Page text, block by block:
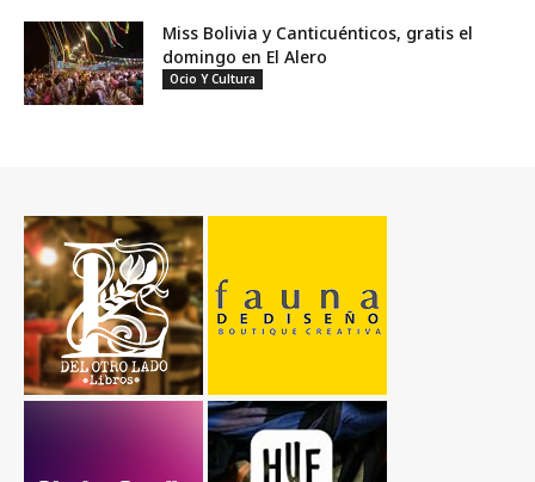
Miss Bolivia y Canticuénticos, gratis el
domingo en El Alero
Ocio Y Cultura